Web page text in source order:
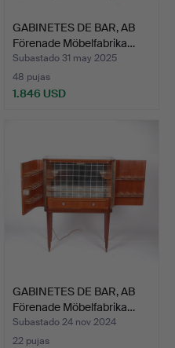
GABINETES DE BAR, AB
Förenade Möbelfabrika…
Subastado 31 may 2025
48 pujas
1.846 USD
GABINETES DE BAR, AB
Förenade Möbelfabrika…
Subastado 24 nov 2024
22 pujas